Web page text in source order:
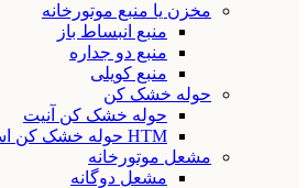
مخزن یا منبع موتورخانه
منبع انبساط باز
منبع دو جداره
منبع کویلی
حوله خشک کن
حوله خشک کن آنیت
HTM حوله خشک کن استیل
مشعل موتورخانه
مشعل دوگانه